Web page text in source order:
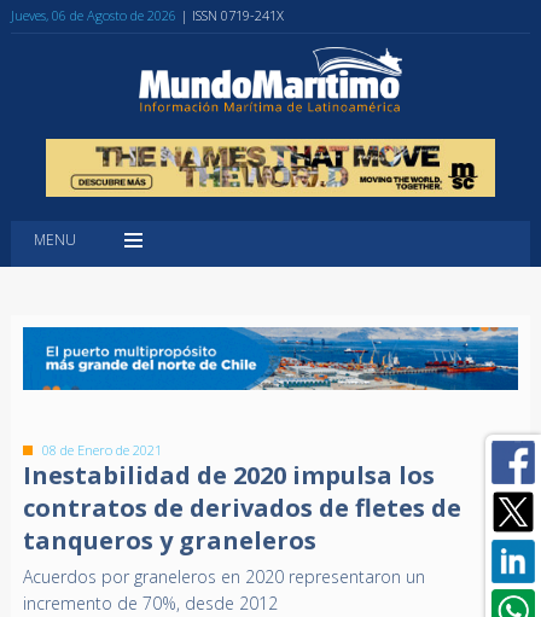
Jueves, 06 de Agosto de 2026 | ISSN 0719-241X
MENU
08 de Enero de 2021
Inestabilidad de 2020 impulsa los
contratos de derivados de fletes de
tanqueros y graneleros
Acuerdos por graneleros en 2020 representaron un
incremento de 70%, desde 2012